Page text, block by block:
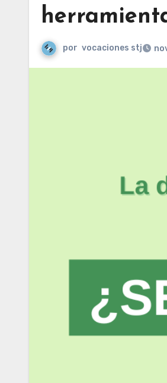
por vocaciones stj